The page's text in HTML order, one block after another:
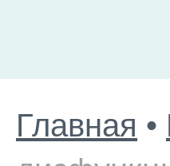
Главная •